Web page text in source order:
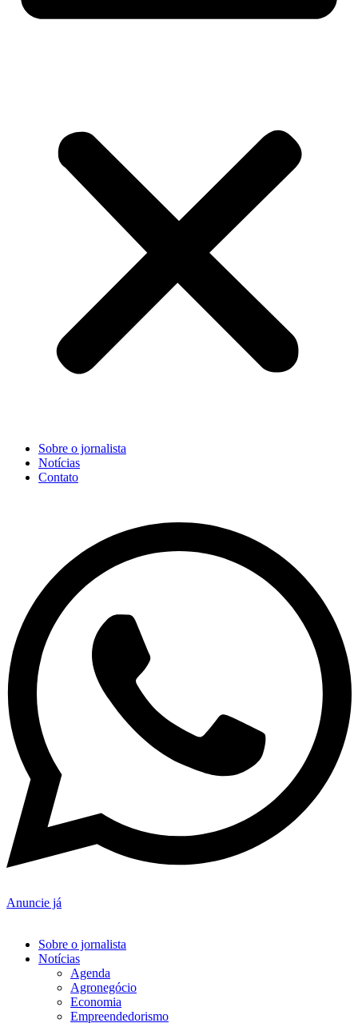
Sobre o jornalista
Notícias
Contato
Anuncie já
Sobre o jornalista
Notícias
Agenda
Agronegócio
Economia
Empreendedorismo